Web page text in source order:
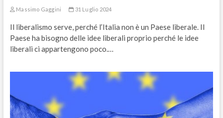
Massimo Gaggini 31 Luglio 2024
Il liberalismo serve, perché l’Italia non è un Paese liberale. Il
Paese ha bisogno delle idee liberali proprio perché le idee
liberali ci appartengono poco.…